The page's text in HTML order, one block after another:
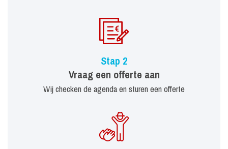
Stap 2
Vraag een offerte aan
Wij checken de agenda en sturen een offerte